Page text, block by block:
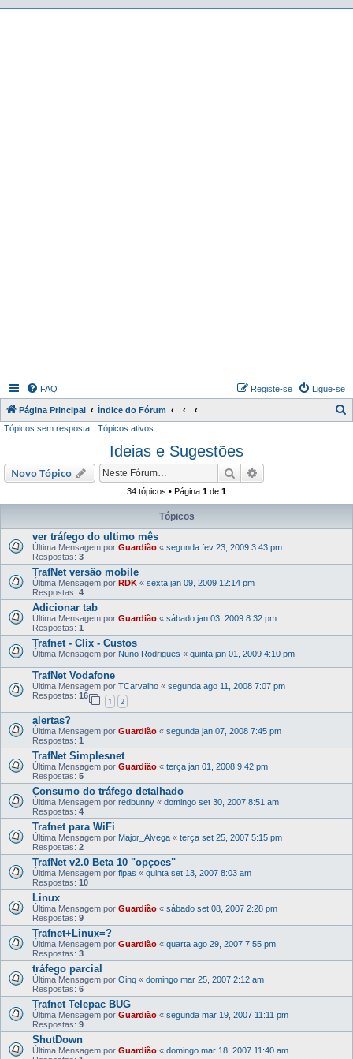
FAQ Ligue-se
Registe-se
Página Principal Índice do Fórum
i
Tópicos sem resposta Tópicos ativos
Ideias e Sugestões
Novo Tópico Pesquisar
34 tópicos • Página 1 de 1
Tópicos
ver tráfego do ultimo mês
Última Mensagem por Guardião « segunda fev 23, 2009 3:43 pm
Respostas: 3
TrafNet versão mobile
Última Mensagem por RDK « sexta jan 09, 2009 12:14 pm
Respostas: 4
Adicionar tab
Última Mensagem por Guardião « sábado jan 03, 2009 8:32 pm
Respostas: 1
Trafnet - Clix - Custos
Última Mensagem por Nuno Rodrigues « quinta jan 01, 2009 4:10 pm
TrafNet Vodafone
Última Mensagem por TCarvalho « segunda ago 11, 2008 7:07 pm
Respostas: 16
1 2
alertas?
Última Mensagem por Guardião « segunda jan 07, 2008 7:45 pm
Respostas: 1
TrafNet Simplesnet
Última Mensagem por Guardião « terça jan 01, 2008 9:42 pm
Respostas: 5
Consumo do tráfego detalhado
Última Mensagem por redbunny « domingo set 30, 2007 8:51 am
Respostas: 4
Trafnet para WiFi
Última Mensagem por Major_Alvega « terça set 25, 2007 5:15 pm
Respostas: 2
TrafNet v2.0 Beta 10 "opçoes"
Última Mensagem por fipas « quinta set 13, 2007 8:03 am
Respostas: 10
Linux
Última Mensagem por Guardião « sábado set 08, 2007 2:28 pm
Respostas: 9
Trafnet+Linux=?
Última Mensagem por Guardião « quarta ago 29, 2007 7:55 pm
Respostas: 3
tráfego parcial
Última Mensagem por Oinq « domingo mar 25, 2007 2:12 am
Respostas: 6
Trafnet Telepac BUG
Última Mensagem por Guardião « segunda mar 19, 2007 11:11 pm
Respostas: 9
ShutDown
Última Mensagem por Guardião « domingo mar 18, 2007 11:40 am